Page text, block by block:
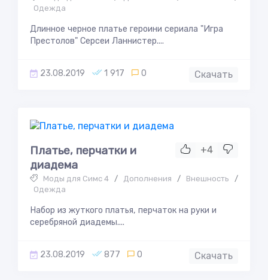
Одежда
Длинное черное платье героини сериала "Игра
Престолов" Серсеи Ланнистер....
23.08.2019 1 917 0 Скачать
+4
Платье, перчатки и
диадема
Моды для Симс 4 / Дополнения / Внешность
/
Одежда
Набор из жуткого платья, перчаток на руки и
серебряной диадемы....
23.08.2019 877 0 Скачать